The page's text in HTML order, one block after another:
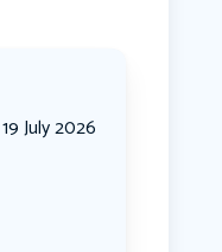
July 2026